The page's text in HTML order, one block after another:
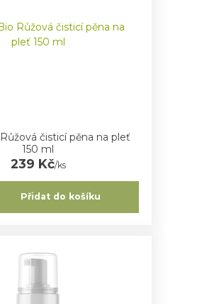
čisticí pěna na pleť
150 ml
239 Kč/ks
Přidat do košíku